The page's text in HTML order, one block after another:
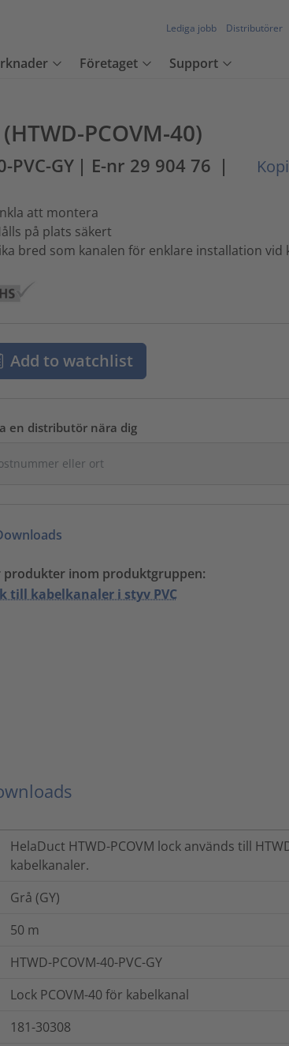
Lediga jobb Distributörer
Företaget Support
PCOVM-40)
PVC-GY | E-nr 29 904 76 |
att montera
på plats säkert
bred som kanalen för enklare installation vid
Add to watchlist
en distributör nära dig
produkter inom produktgruppen:
till kabelkanaler i styv PVC
HelaDuct HTWD-PCOVM lock används till
kabelkanaler.
Grå (GY)
50 m
HTWD-PCOVM-40-PVC-GY
Lock PCOVM-40 för kabelkanal
181-30308